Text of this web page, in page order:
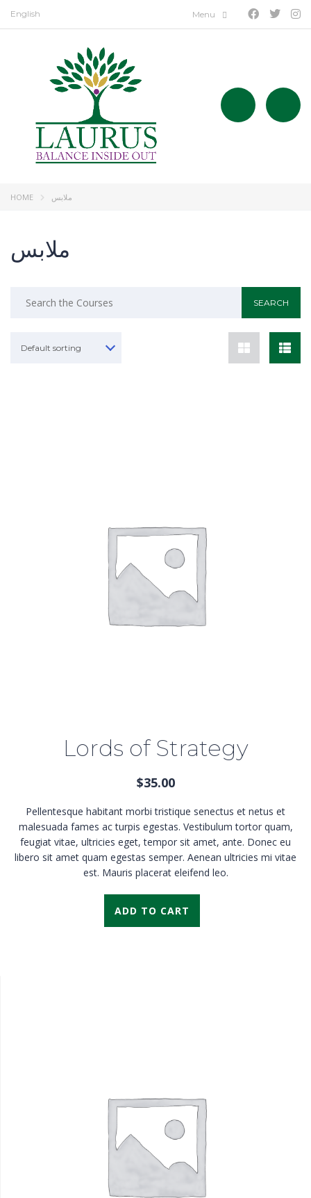
English
HOME ملابس
ملابس
Default sorting
Lords of Strategy
$35.00
Pellentesque habitant morbi tristique senectus et netus et
malesuada fames ac turpis egestas. Vestibulum tortor quam,
feugiat vitae, ultricies eget, tempor sit amet, ante. Donec eu
libero sit amet quam egestas semper. Aenean ultricies mi vitae
est. Mauris placerat eleifend leo.
ADD TO CART